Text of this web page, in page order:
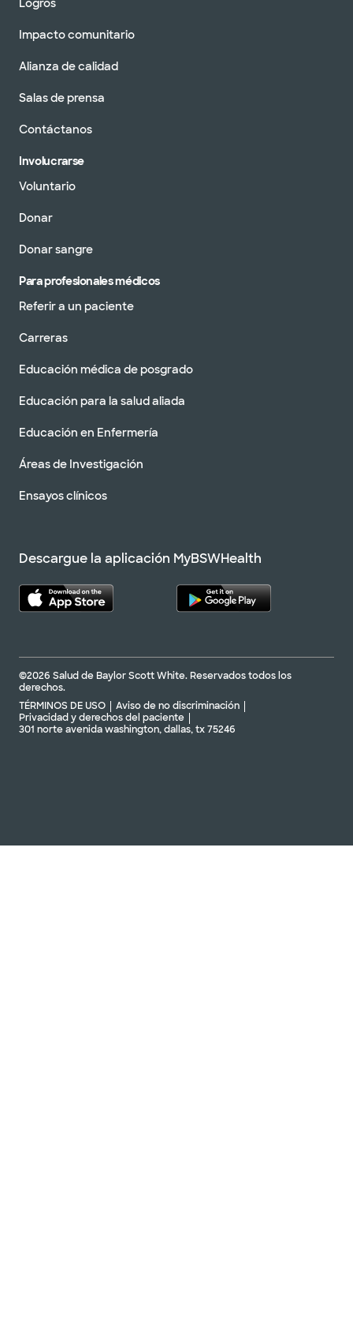
Logros
Impacto comunitario
Alianza de calidad
Salas de prensa
Contáctanos
Involucrarse
Voluntario
Donar
Donar sangre
Para profesionales médicos
Referir a un paciente
Carreras
Educación médica de posgrado
Educación para la salud aliada
Educación en Enfermería
Áreas de Investigación
Ensayos clínicos
Descargue la aplicación MyBSWHealth
©2026 Salud de Baylor Scott White. Reservados todos los
derechos.
TÉRMINOS DE USO
Aviso de no discriminación
Privacidad y derechos del paciente
301 norte avenida washington, dallas, tx 75246